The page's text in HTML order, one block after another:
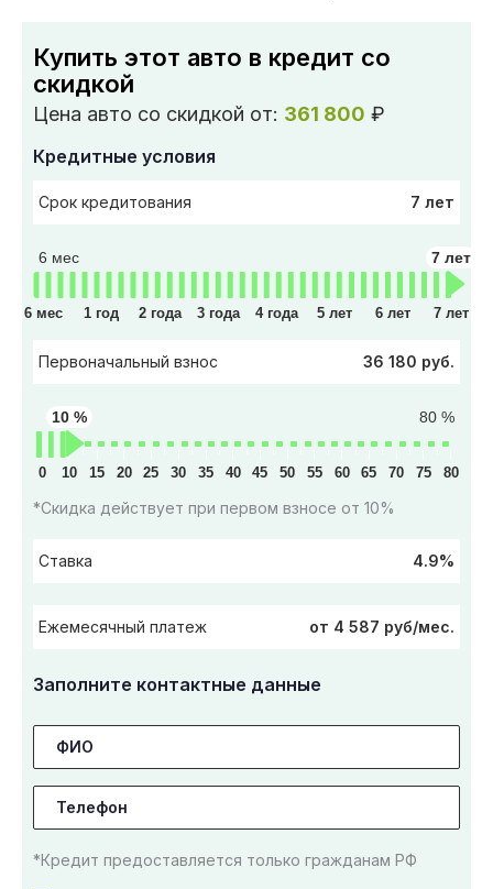
Купить этот авто в кредит со
скидкой
Цена авто со скидкой от: 361 800 ₽
Кредитные условия
Срок кредитования 7 лет
6 мес 7 лет
6 мес 1 год 2 года 3 года 4 года 5 лет 6 лет 7 лет
Первоначальный взнос 36 180 руб.
80 %
10 %
0 10 15 20 25 30 35 40 45 50 55 60 65 70 75 80
*Скидка действует при первом взносе от 10%
Ставка 4.9%
Ежемесячный платеж от 4 587 руб/мес.
Заполните контактные данные
*Кредит предоставляется только гражданам РФ